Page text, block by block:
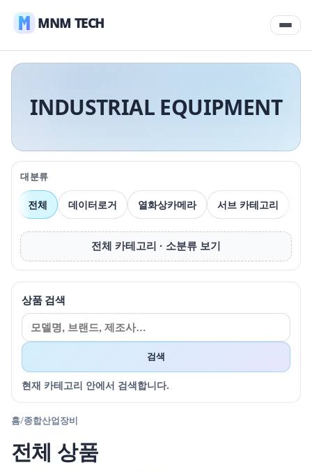
MNM TECH
INDUSTRIAL EQUIPMENT
대분류
전체 데이터로거 열화상카메라 서브 카테고리
전체 카테고리 · 소분류 보기
상품 검색
검색
현재 카테고리 안에서 검색합니다.
홈/종합산업장비
전체 상품